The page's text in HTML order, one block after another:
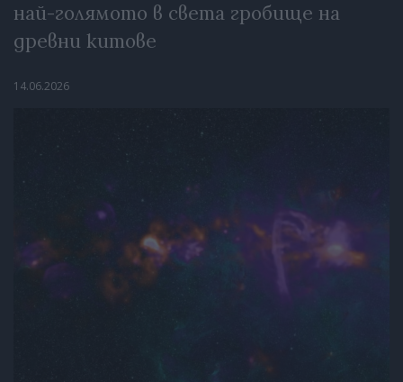
най-голямото в света гробище на
древни китове
14.06.2026